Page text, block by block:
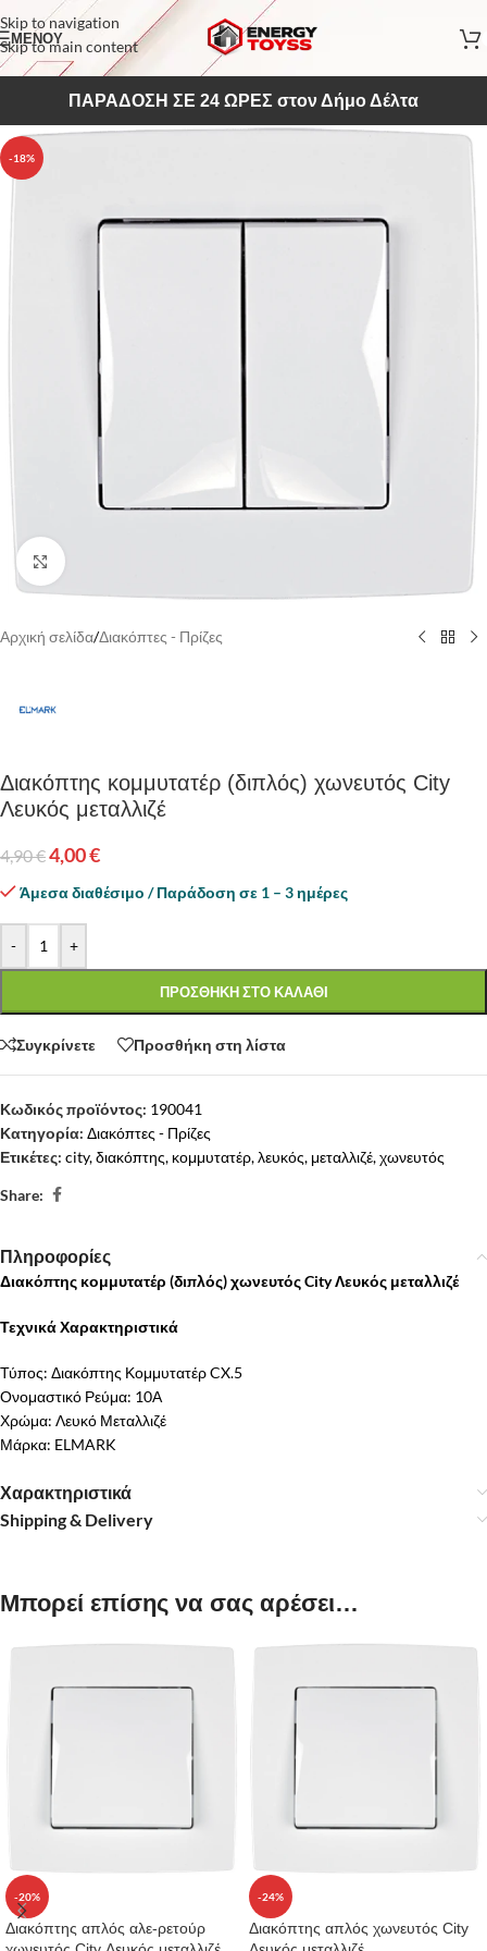
Skip to navigation
Skip to main content
ΜΕΝΟΥ
ΠΑΡΑΔΟΣΗ ΣΕ 24 ΩΡΕΣ στον Δήμο Δέλτα
-18%
Κάντε κλικ για να μεγεθύνετε
Αρχική σελίδα/Διακόπτες - Πρίζες
Διακόπτης κομμυτατέρ (διπλός) χωνευτός City
Λευκός μεταλλιζέ
4,90€4,00€
Άμεσα διαθέσιμο / Παράδοση σε 1 – 3 ημέρες
- +
ΠΡΟΣΘΗΚΗ ΣΤΟ ΚΑΛΑΘΙ
Συγκρίνετε Προσθήκη στη λίστα
Κωδικός προϊόντος: 190041
Κατηγορία: Διακόπτες - Πρίζες
Ετικέτες: city,διακόπτης, κομμυτατέρ,λευκός, μεταλλιζέ,χωνευτός
Share:
Πληροφορίες
Διακόπτης κομμυτατέρ (διπλός) χωνευτός City Λευκός μεταλλιζέ
Τεχνικά Χαρακτηριστικά
Τύπος: Διακόπτης Κομμυτατέρ CX.5
Ονομαστικό Ρεύμα: 10Α
Χρώμα: Λευκό Μεταλλιζέ
Μάρκα: ELMARK
Χαρακτηριστικά
Shipping & Delivery
Μπορεί επίσης να σας αρέσει…
-20%
Διακόπτης απλός αλε-ρετούρ
-24%
Διακόπτης απλός χωνευτός City